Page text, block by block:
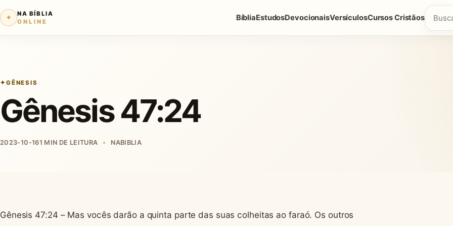
✦
NA BÍBLIA
ONLINE
BíbliaEstudosDevocionaisVersículosCursos Cristãos
GÊNESIS
Gênesis 47:24
2023-10-161 MIN DE LEITURA NABIBLIA
Gênesis 47:24 – Mas vocês darão a quinta parte das suas colheitas ao faraó. Os outros